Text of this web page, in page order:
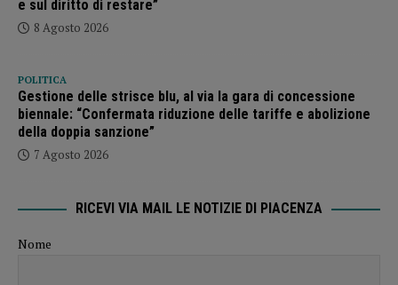
e sul diritto di restare”
8 Agosto 2026
POLITICA
Gestione delle strisce blu, al via la gara di concessione
biennale: “Confermata riduzione delle tariffe e abolizione
della doppia sanzione”
7 Agosto 2026
RICEVI VIA MAIL LE NOTIZIE DI PIACENZA
Nome